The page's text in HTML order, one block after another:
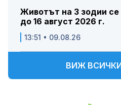
Животът на 3 зодии
до 16 август 2026 г.
13:51 • 09.08.26
ВИЖ